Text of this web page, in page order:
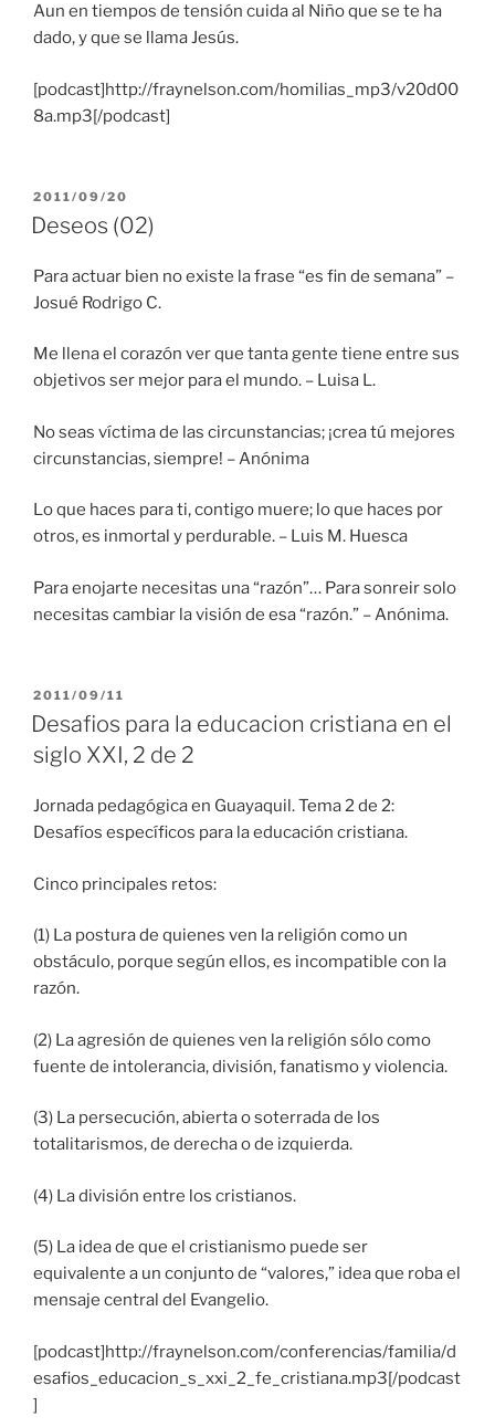
Aun en tiempos de tensión cuida al Niño que se te ha
dado, y que se llama Jesús.
[podcast]http://fraynelson.com/homilias_mp3/v20d00
8a.mp3[/podcast]
PUBLICADO
EL
2011/09/20
Deseos (02)
Para actuar bien no existe la frase “es fin de semana” –
Josué Rodrigo C.
Me llena el corazón ver que tanta gente tiene entre sus
objetivos ser mejor para el mundo. – Luisa L.
No seas víctima de las circunstancias; ¡crea tú mejores
circunstancias, siempre! – Anónima
Lo que haces para ti, contigo muere; lo que haces por
otros, es inmortal y perdurable. – Luis M. Huesca
Para enojarte necesitas una “razón”… Para sonreir solo
necesitas cambiar la visión de esa “razón.” – Anónima.
PUBLICADO
EL
2011/09/11
Desafios para la educacion cristiana en el
siglo XXI, 2 de 2
Jornada pedagógica en Guayaquil. Tema 2 de 2:
Desafíos específicos para la educación cristiana.
Cinco principales retos:
(1) La postura de quienes ven la religión como un
obstáculo, porque según ellos, es incompatible con la
razón.
(2) La agresión de quienes ven la religión sólo como
fuente de intolerancia, división, fanatismo y violencia.
(3) La persecución, abierta o soterrada de los
totalitarismos, de derecha o de izquierda.
(4) La división entre los cristianos.
(5) La idea de que el cristianismo puede ser
equivalente a un conjunto de “valores,” idea que roba el
mensaje central del Evangelio.
[podcast]http://fraynelson.com/conferencias/familia/d
esafios_educacion_s_xxi_2_fe_cristiana.mp3[/podcast
]